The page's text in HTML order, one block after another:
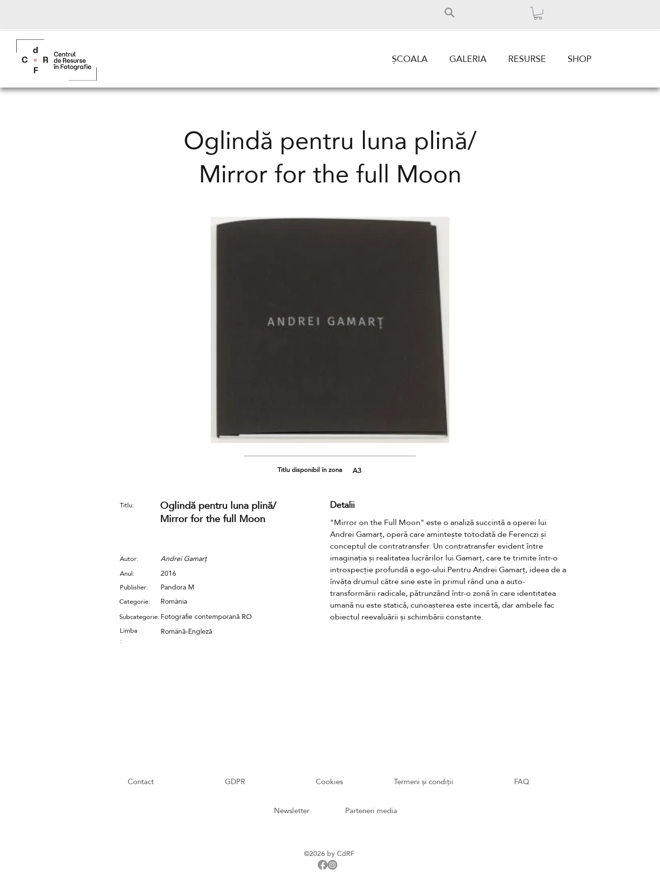
ȘCOALA GALERIA RESURSE SHOP
Oglindă pentru luna plină/
Mirror for the full Moon
Titlu disponibil în zona A3
Titlu:
Oglindă pentru luna plină/
Mirror for the full Moon
Autor: Andrei Gamarț
Anul: 2016
Publisher: Pandora M
Categorie:
România
Fotografie contemporană RO
Subcategorie:
Limba
:
Română-Engleză
Detalii
"Mirror on the Full Moon" este o analiză succintă a operei lui
Andrei Gamarț, operă care amintește totodată de Ferenczi și
conceptul de contratransfer. Un contratransfer evident între
imaginația și realitatea lucrărilor lui Gamarț, care te trimite într-o
introspecție profundă a ego-ului.Pentru Andrei Gamarț, ideea de a
învăța drumul către sine este în primul rând una a auto-
transformării radicale, pătrunzând într-o zonă în care identitatea
umană nu este statică, cunoașterea este incertă, dar ambele fac
obiectul reevaluării și schimbării constante.
Contact GDPR Cookies Termeni și condiții
Newsletter Parteneri media
FAQ
©2026 by CdRF